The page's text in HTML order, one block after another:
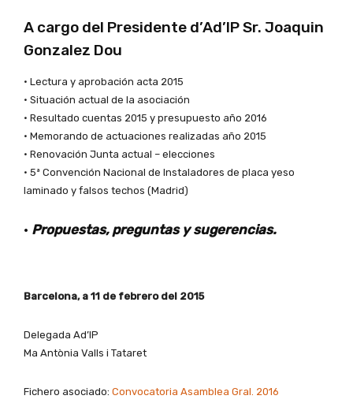
A cargo del Presidente d’Ad’IP Sr. Joaquin
Gonzalez Dou
• Lectura y aprobación acta 2015
• Situación actual de la asociación
• Resultado cuentas 2015 y presupuesto año 2016
• Memorando de actuaciones realizadas año 2015
• Renovación Junta actual – elecciones
• 5ª Convención Nacional de Instaladores de placa yeso
laminado y falsos techos (Madrid)
• Propuestas, preguntas y sugerencias.
Barcelona, a 11 de febrero del 2015
Delegada Ad’IP
Ma Antònia Valls i Tataret
Fichero asociado: Convocatoria Asamblea Gral. 2016